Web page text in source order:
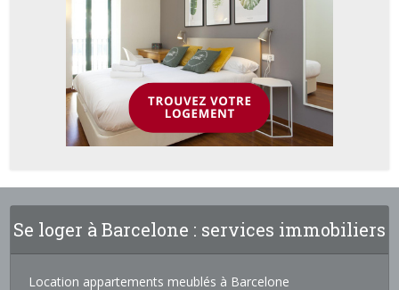
Se loger à Barcelone : services immobiliers
Location appartements meublés à Barcelone